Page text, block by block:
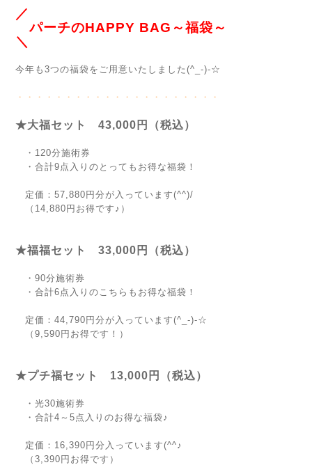
／
パーチのHAPPY BAG～福袋～
＼
今年も3つの福袋をご用意いたしました(^_-)-☆
・・・・・・・・・・・・・・・・・・・・・
★大福セット 43,000円（税込）
・120分施術券
・合計9点入りのとってもお得な福袋！
定価：57,880円分が入っています(^^)/
（14,880円お得です♪）
★福福セット 33,000円（税込）
・90分施術券
・合計6点入りのこちらもお得な福袋！
定価：44,790円分が入っています(^_-)-☆
（9,590円お得です！）
★プチ福セット 13,000円（税込）
・光30施術券
・合計4～5点入りのお得な福袋♪
定価：16,390円分入っています(^^♪
（3,390円お得です）